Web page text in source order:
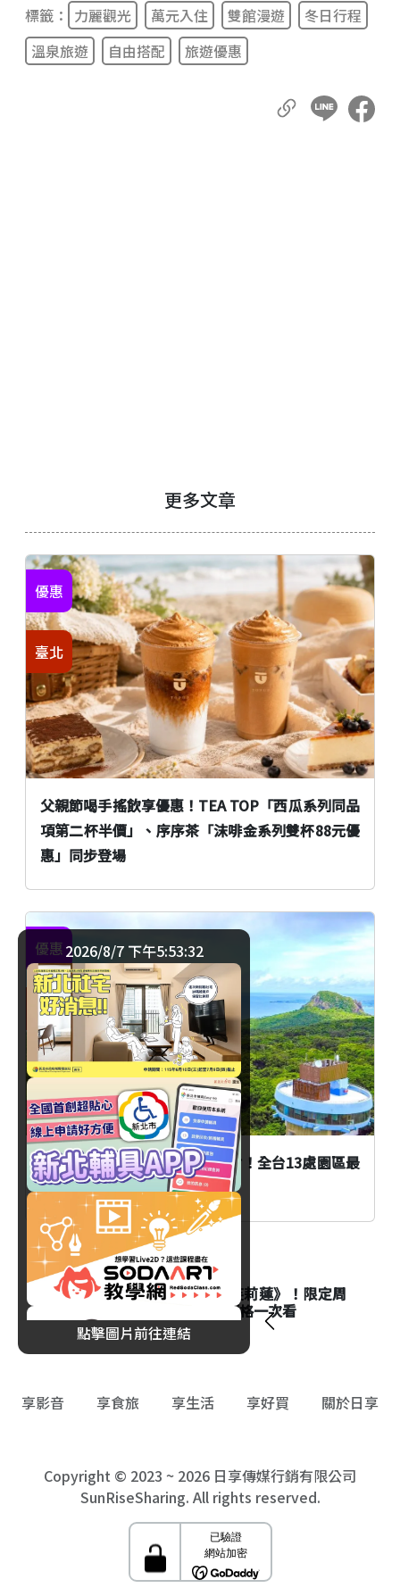
標籤： 力麗觀光 萬元入住 雙館漫遊
冬日行程
溫泉旅遊
自由搭配 旅遊優惠
更多文章
父親節喝手搖飲享優惠！TEA TOP「西瓜系列同品
項第二杯半價」、序序茶「沫啡金系列雙杯88元優
惠」同步登場
優惠
臺北
國家森林遊樂區門票支援全支付！全台13處園區最
高10%回饋一次看
優惠
臺北
消費
八色烤肉mini聯名《葬送的芙莉蓮》！限定周
邊加價購活動時間、品項與價格一次看
2026/8/7 下午5:53:33
點擊圖片前往連結
享影音 享食旅 享生活 享好買 關於日享
Copyright © 2023 ~ 2026 日享傳媒行銷有限公司
SunRiseSharing. All rights reserved.